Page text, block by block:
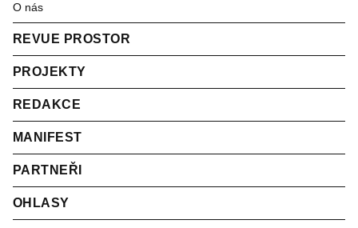
O nás
REVUE PROSTOR
PROJEKTY
REDAKCE
MANIFEST
PARTNEŘI
OHLASY